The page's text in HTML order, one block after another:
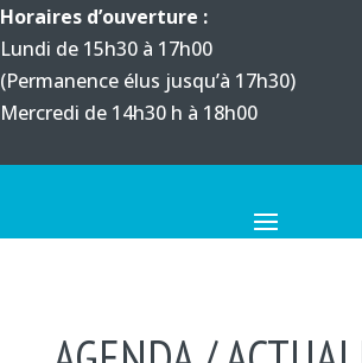
Horaires d’ouverture :
Lundi de 15h30 à 17h00
(Permanence élus jusqu’à 17h30)
Mercredi de 14h30 h à 18h00